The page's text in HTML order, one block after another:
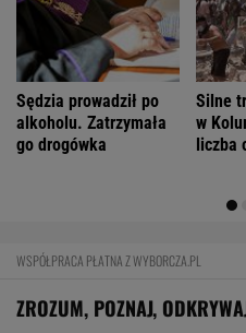
Sędzia prowadził po
alkoholu. Zatrzymała
go drogówka
Silne
w
liczba
WSPÓŁPRACA PŁATNA Z WYBORCZA.PL
ZROZUM, POZNAJ,